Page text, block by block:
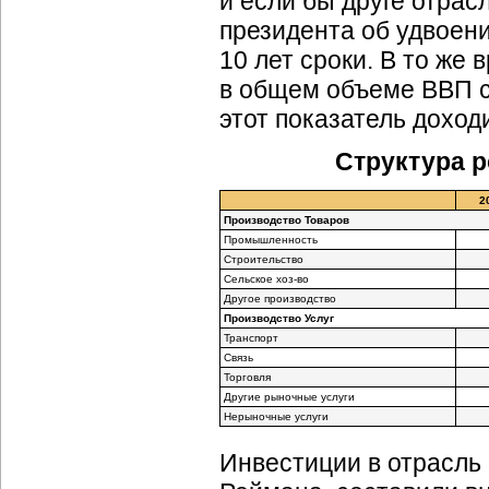
президента об
10 лет сроки. В то же
в общем объеме ВВП
этот показатель
Структура
Производство Товаров
Промышленность
Строительство
Сельское хоз-во
Другое производство
Производство Услуг
Транспорт
Связь
Торговля
Другие рыночные услуги
Нерыночные услуги
Инвестиции в